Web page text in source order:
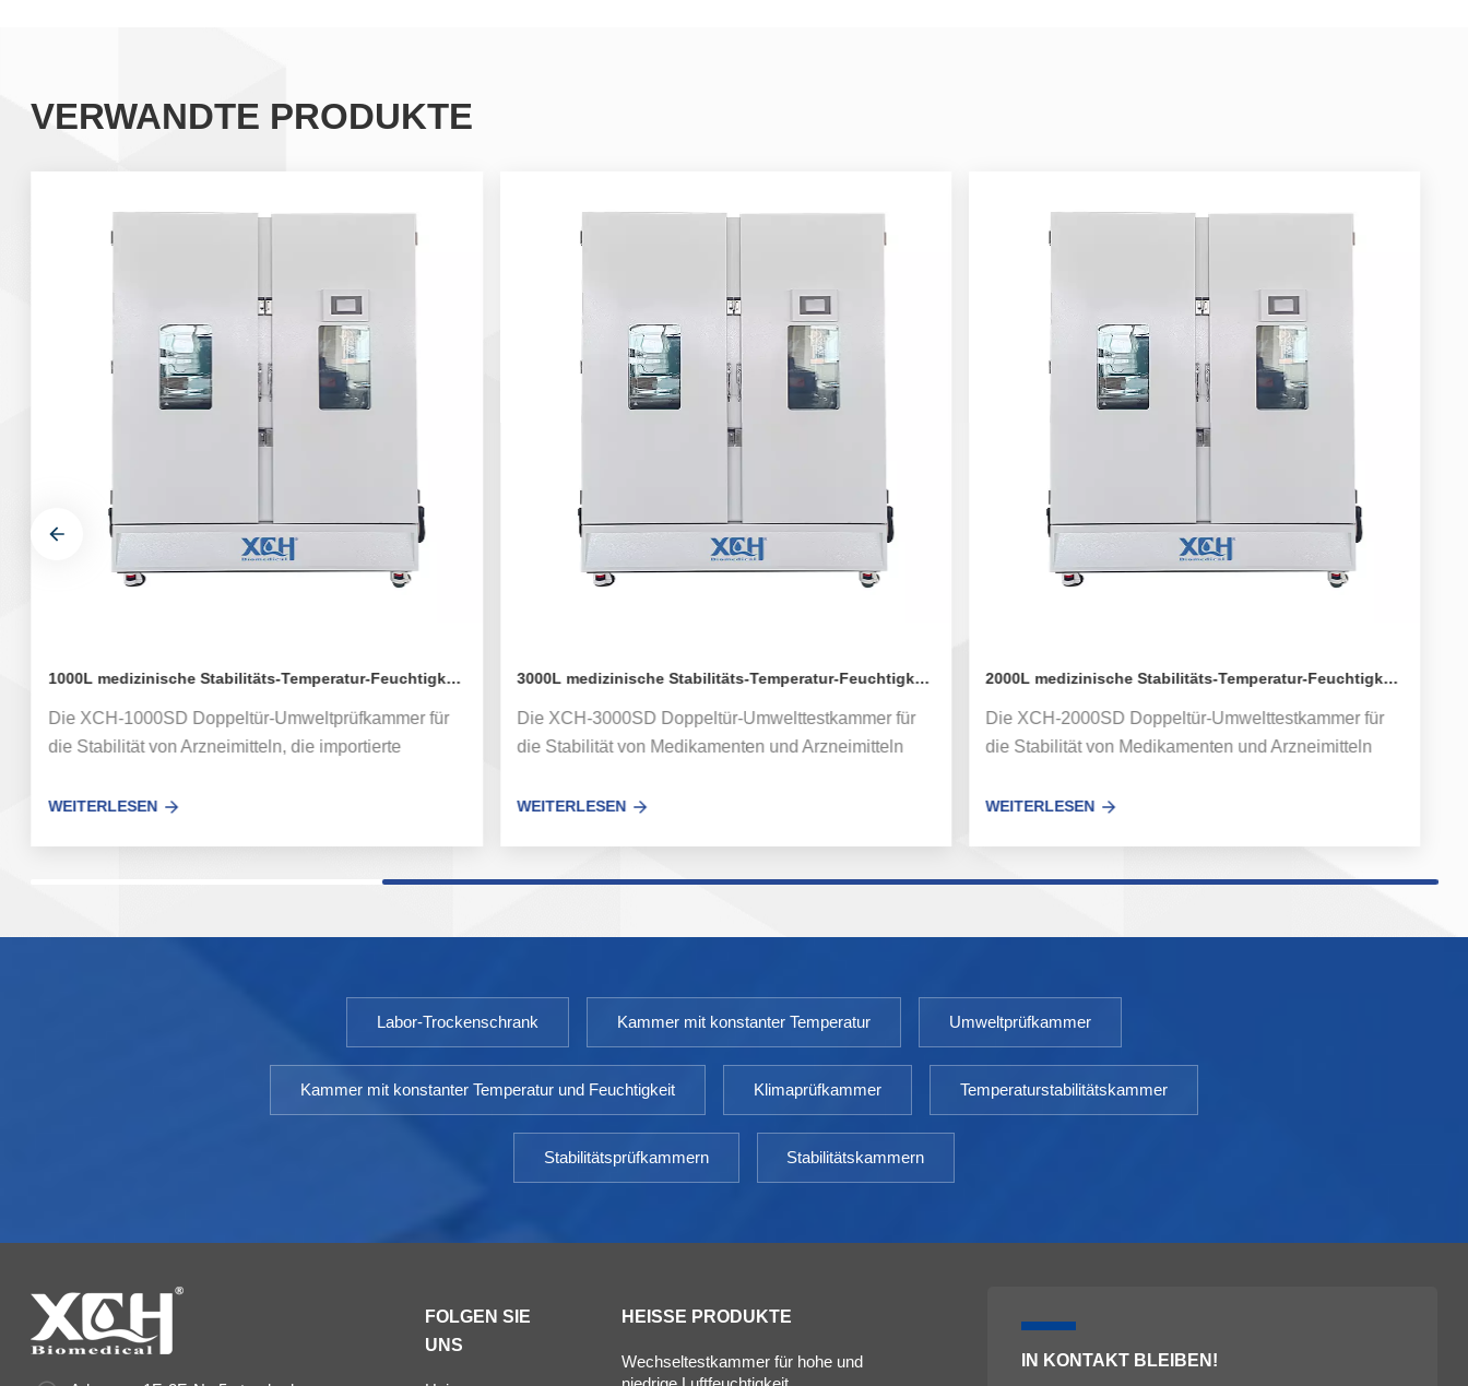
VERWANDTE PRODUKTE
1000L medizinische Stabilitäts-Temperatur-Feuchtigkeitskammer XCH-1000SD
Die XCH-1000SD Doppeltür-Umweltprüfkammer für
die Stabilität von Arzneimitteln, die importierte
Fertigungstechnologie verwendet, mit stabiler und
zertifizierte Benutzer geeignet ist Modell: XCH-
Luftfeuchtigkeitsabweichung:＜ ±3 % relative
WEITERLESEN
3000L medizinische Stabilitäts-Temperatur-Feuchtigkeitskammer XCH-3000SD
Die XCH-3000SD Doppeltür-Umwelttestkammer für
die Stabilität von Medikamenten und Arzneimitteln
Fertigungstechnologien, mit stabiler und
GMP-zertifizierte Benutzer Modell: XCH-800SD-
Luftfeuchtigkeitsabweichung:＜ ±3 % relative
Luftfeuchtigkeit Kapazität: 800L ~ 3000L
WEITERLESEN
2000L medizinische Stabilitäts-Temperatur-Feuchtigkeitskammer XCH-2000SD
Die XCH-2000SD Doppeltür-Umwelttestkammer für
die Stabilität von Medikamenten und Arzneimitteln
Fertigungstechnologie, bietet eine stabile und
GMP-zertifizierte Benutzer Modell: XCH-800SD-
Luftfeuchtigkeitsabweichung:＜ ±3 % relative
Luftfeuchtigkeit Kapazität: 800L ~ 3000L
WEITERLESEN
Labor-Trockenschrank Kammer mit konstanter Temperatur Umweltprüfkammer
Kammer mit konstanter Temperatur und Feuchtigkeit Klimaprüfkammer Temperaturstabilitätskammer
Stabilitätsprüfkammern Stabilitätskammern
FOLGEN SIE
UNS
HEISSE PRODUKTE
Wechseltestkammer für hohe und
IN KONTAKT BLEIBEN!